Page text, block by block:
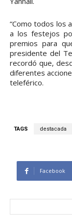
“Como todos los
a los festejos
premios para
presidente del
recordó que,
diferentes
teleférico.
TAGS destacada
Facebook